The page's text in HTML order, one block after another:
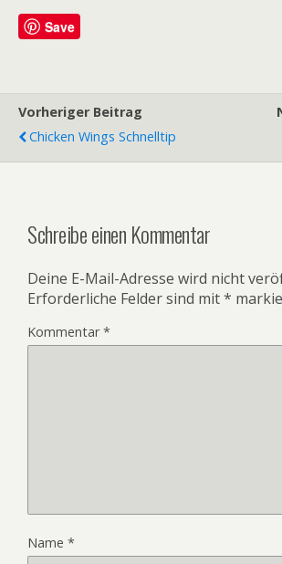
Save
Vorheriger Beitrag
Chicken Wings Schnelltip
Schreibe einen Kommentar
Deine E-Mail-Adresse wird nicht
Erforderliche Felder sind mit*
Kommentar*
Name *